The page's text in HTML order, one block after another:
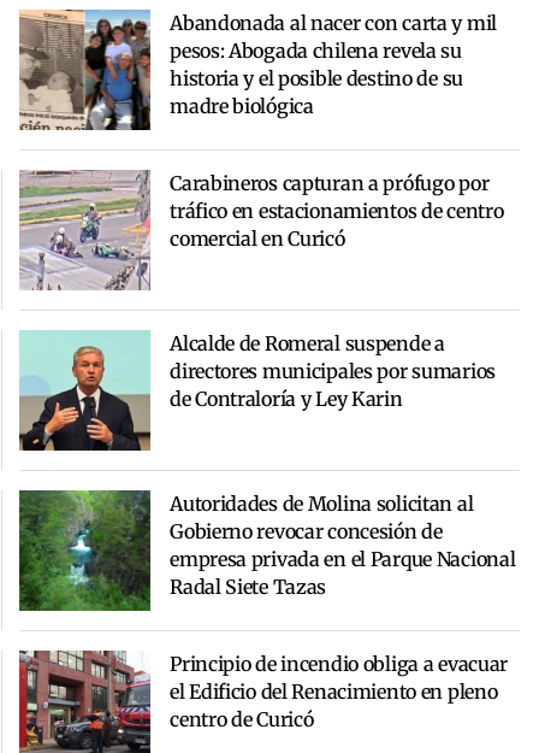
Abandonada al nacer con carta y mil
pesos: Abogada chilena revela su
historia y el posible destino de su
madre biológica
Carabineros capturan a prófugo por
tráfico en estacionamientos de centro
comercial en Curicó
Alcalde de Romeral suspende a
directores municipales por sumarios
de Contraloría y Ley Karin
Autoridades de Molina solicitan al
Gobierno revocar concesión de
empresa privada en el Parque Nacional
Radal Siete Tazas
Principio de incendio obliga a evacuar
el Edificio del Renacimiento en pleno
centro de Curicó